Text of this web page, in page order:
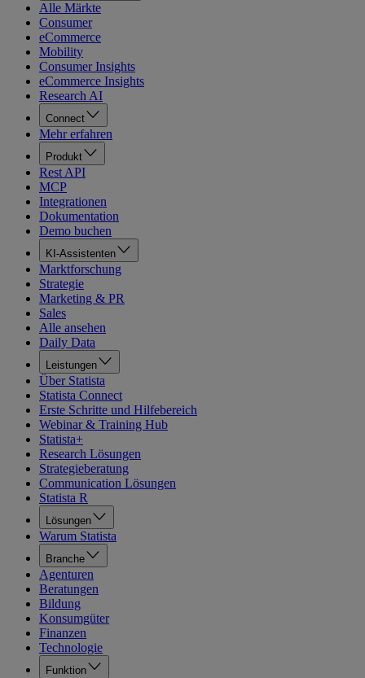
Alle Märkte
Consumer
eCommerce
Mobility
Consumer Insights
eCommerce Insights
Research AI
Connect
Mehr erfahren
Produkt
Rest API
MCP
Integrationen
Dokumentation
Demo buchen
KI-Assistenten
Marktforschung
Strategie
Marketing & PR
Sales
Alle ansehen
Daily Data
Leistungen
Über Statista
Statista Connect
Erste Schritte und Hilfebereich
Webinar & Training Hub
Statista+
Research Lösungen
Strategieberatung
Communication Lösungen
Statista R
Lösungen
Warum Statista
Branche
Agenturen
Beratungen
Bildung
Konsumgüter
Finanzen
Technologie
Funktion